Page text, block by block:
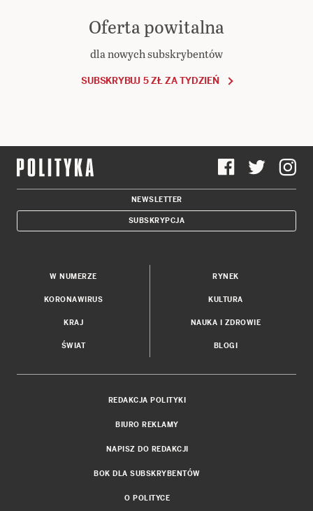
Oferta powitalna
dla nowych subskrybentów
SUBSKRYBUJ 5 ZŁ ZA TYDZIEŃ
NEWSLETTER
SUBSKRYPCJA
W NUMERZE
KORONAWIRUS
KRAJ
ŚWIAT
RYNEK
KULTURA
NAUKA I ZDROWIE
BLOGI
REDAKCJA POLITYKI
BIURO REKLAMY
NAPISZ DO REDAKCJI
BOK DLA SUBSKRYBENTÓW
O POLITYCE